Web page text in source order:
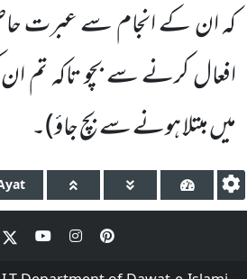
کہ ان کے انجام سے عبرت
افعال کرنے سے بچو تاکہ
میں مبتلا ہونے سے بچ جاؤ)۔